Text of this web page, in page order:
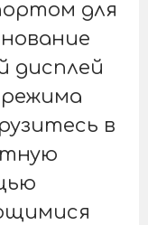
для
дисплей
режима
в